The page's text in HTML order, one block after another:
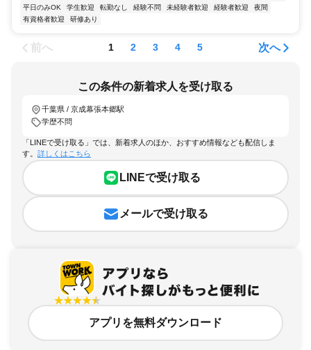
平日のみOK
学生歓迎 転勤なし 経験不問 未経験者歓迎 経験者歓迎
夜間
有資格者歓迎
研修あり
前へ 1 2 3 4 5 次へ
この条件の新着求人を受け取る
千葉県 / 京成幕張本郷駅
学歴不問
「LINEで受け取る」では、新着求人のほか、おすすめ情報なども配信しま
す。 詳しくはこちら
LINEで受け取る
メールで受け取る
アプリを無料ダウンロード